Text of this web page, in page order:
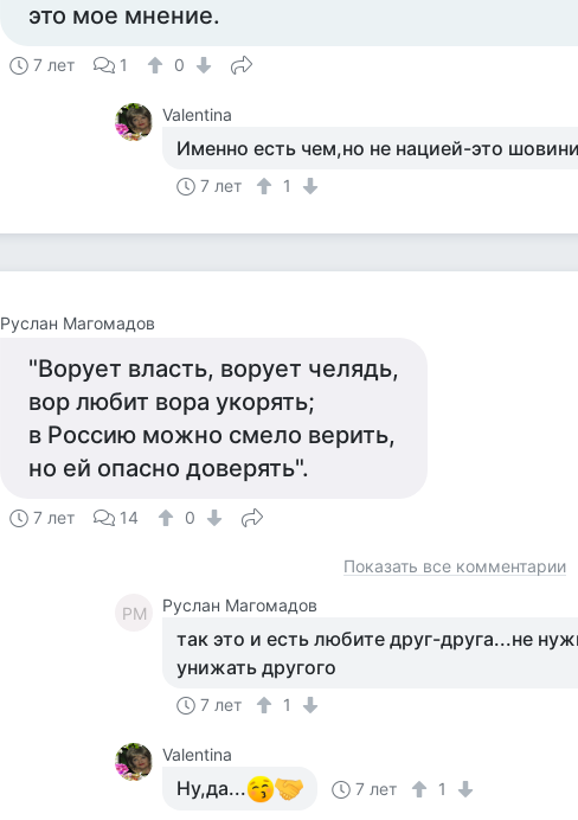
это мое мнение.
7 лет 1 0
Valentina
Именно есть чем,но не нацией-это
7 лет 1
Руслан Магомадов
"Ворует власть, ворует челядь,
вор любит вора укорять;
в Россию можно смело верить,
но ей опасно доверять".
7 лет 14 0
Показать все комментарии
РМ Руслан Магомадов
так это и есть любите друг-друга...не
унижать другого
7 лет 1
Valentina
Ну,да... 7 лет 1